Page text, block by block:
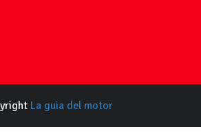
La guia del motor